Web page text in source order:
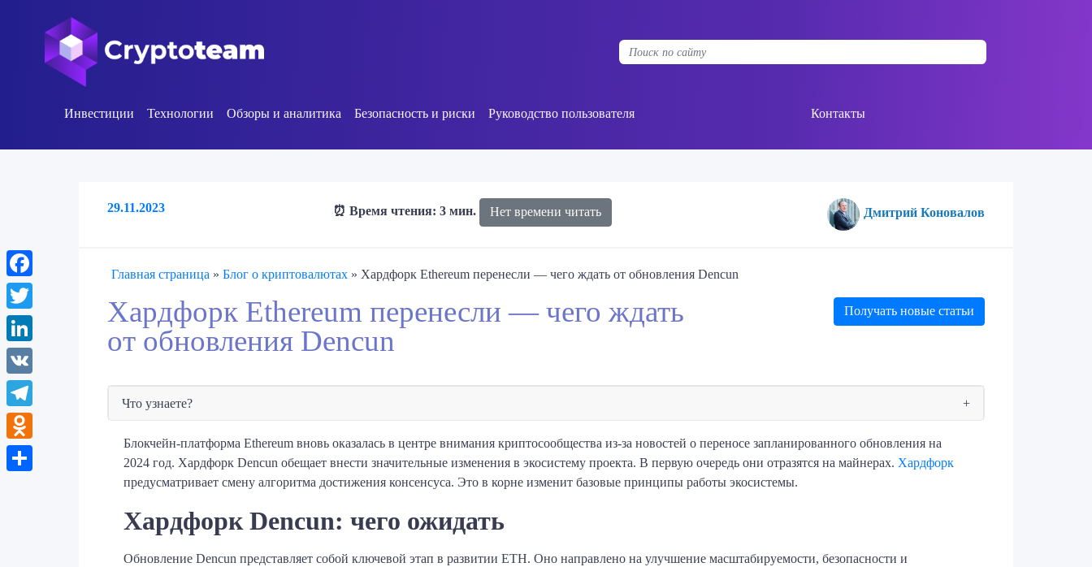
Инвестиции Технологии Обзоры и аналитика Безопасность и риски Руководство пользователя Контакты
29.11.2023 ⏰ Время чтения: 3 мин. Нет времени читать Дмитрий Коновалов
Главная страница » Блог о криптовалютах » Хардфорк Ethereum перенесли — чего ждать от обновления Dencun
Хардфорк Ethereum перенесли — чего ждать
от обновления Dencun
Получать новые статьи
Что узнаете?
Блокчейн-платформа Ethereum вновь оказалась в центре внимания криптосообщества из-за новостей о переносе запланированного обновления на
2024 год. Хардфорк Dencun обещает внести значительные изменения в экосистему проекта. В первую очередь они отразятся на майнерах. Хардфорк
предусматривает смену алгоритма достижения консенсуса. Это в корне изменит базовые принципы работы экосистемы.
Хардфорк Dencun: чего ожидать
Обновление Dencun представляет собой ключевой этап в развитии ETH. Оно направлено на улучшение масштабируемости, безопасности и
Facebook
Twitter
LinkedIn
VK
Telegram
Odnoklassniki